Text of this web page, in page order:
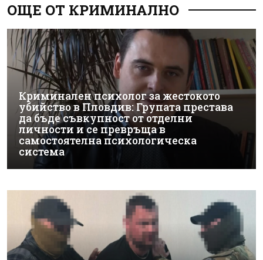
ОЩЕ ОТ КРИМИНАЛНО
Криминален психолог за жестокото
убийство в Пловдив: Групата престава
да бъде съвкупност от отделни
личности и се превръща в
самостоятелна психологическа
система